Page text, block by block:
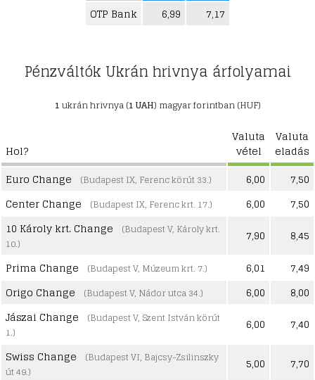
OTP Bank
6,99 7,17
Pénzváltók Ukrán hrivnya árfolyamai
1ukrán hrivnya (1 UAH) magyar forintban (HUF)
Hol?
Valuta
vétel
Valuta
eladás
Euro Change
(Budapest IX, Ferenc körút 33.) 6,00
7,50
Center Change
(Budapest IX, Ferenc krt. 17.) 6,00
7,50
10 Károly krt. Change
(Budapest V, Károly krt.
10.)
7,90
8,45
Prima Change
(Budapest V, Múzeum krt. 7.) 6,01
7,49
Origo Change
(Budapest V, Nádor utca 34.) 6,00
8,00
Jászai Change
(Budapest V, Szent István körút
1.)
6,00
7,40
Swiss Change
(Budapest VI, Bajcsy-Zsilinszky
út 49.)
5,00
7,70